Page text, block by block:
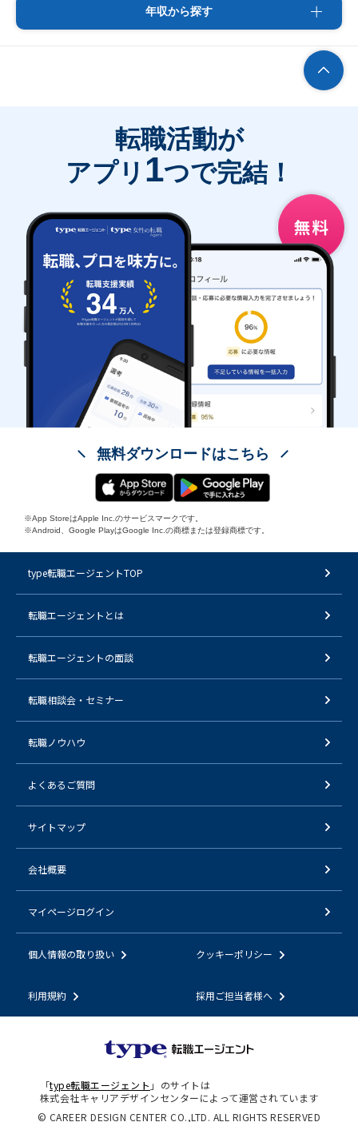
年収から探す
転職活動が
アプリ 1つで完結！
無料ダウンロードはこちら
※App StoreはApple Inc.のサービスマークです。
※Android、Google PlayはGoogle Inc.の商標または登録商標です。
type転職エージェントTOP
転職エージェントとは
転職エージェントの面談
転職相談会・セミナー
転職ノウハウ
よくあるご質問
サイトマップ
会社概要
マイページログイン
個人情報の取り扱い クッキーポリシー
利用規約 採用ご担当者様へ
「type転職エージェント 」のサイトは
株式会社キャリアデザインセンターによって運営されています
© CAREER DESIGN CENTER CO.,LTD. ALL RIGHTS RESERVED